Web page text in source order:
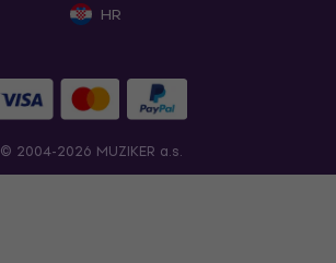
HR
© 2004-2026 MUZIKER a.s.